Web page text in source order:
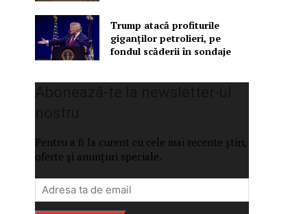
Trump atacă profiturile
giganților petrolieri, pe
fondul scăderii în sondaje
Pentru a fi la curent cu cele mai recente știri,
oferte și anunțuri speciale.